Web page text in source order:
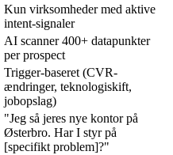
Kun virksomheder med aktive
intent-signaler
AI scanner 400+ datapunkter
per prospect
Trigger-baseret (CVR-
ændringer, teknologiskift,
jobopslag)
"Jeg så jeres nye kontor på
Østerbro. Har I styr på
[specifikt problem]?"